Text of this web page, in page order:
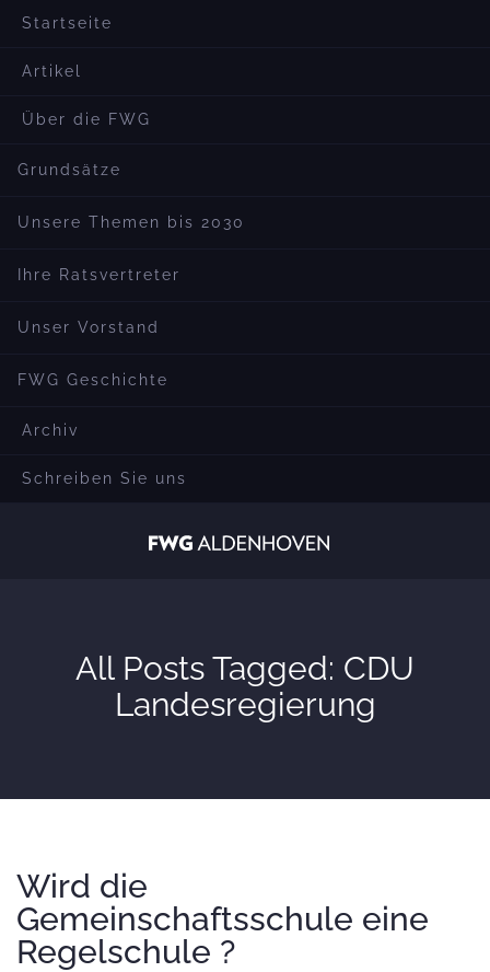
Startseite
Artikel
Über die FWG
Grundsätze
Unsere Themen bis 2030
Ihre Ratsvertreter
Unser Vorstand
FWG Geschichte
Archiv
Schreiben Sie uns
All Posts Tagged: CDU
Landesregierung
Wird die
Gemeinschaftsschule eine
Regelschule ?